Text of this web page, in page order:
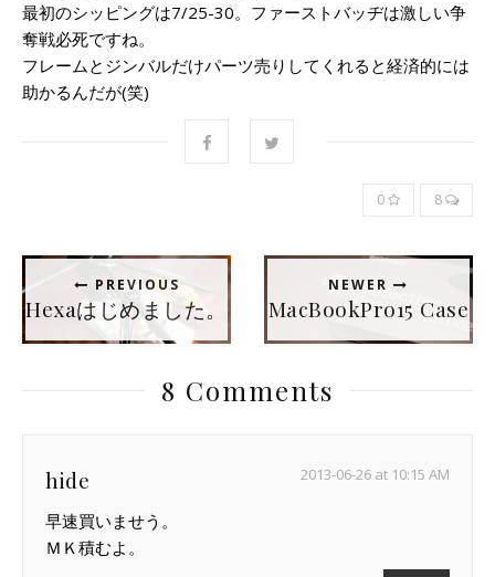
最初のシッピングは7/25-30。ファーストバッヂは激しい争
奪戦必死ですね。
フレームとジンバルだけパーツ売りしてくれると経済的には
助かるんだが(笑)
0 8
PREVIOUS
Hexaはじめました。
NEWER
MacBookPro15 Case
8 Comments
hide 2013-06-26 at 10:15 AM
早速買いませう。
ＭＫ積むよ。